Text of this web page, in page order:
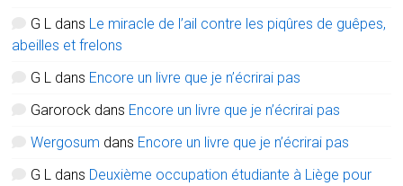
G L dans Le miracle de l’ail contre les piqûres de guêpes,
abeilles et frelons
G L dans Encore un livre que je n’écrirai pas
Garorock dans Encore un livre que je n’écrirai pas
Wergosum dans Encore un livre que je n’écrirai pas
G L dans Deuxième occupation étudiante à Liège pour